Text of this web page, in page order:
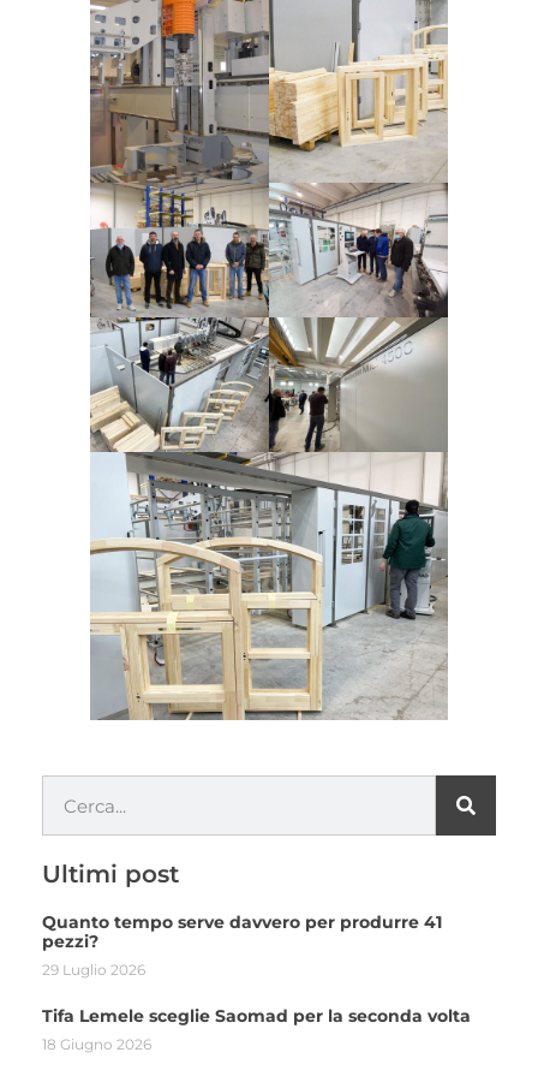
Ultimi post
Quanto tempo serve davvero per produrre 41
pezzi?
29 Luglio 2026
Tifa Lemele sceglie Saomad per la seconda volta
18 Giugno 2026